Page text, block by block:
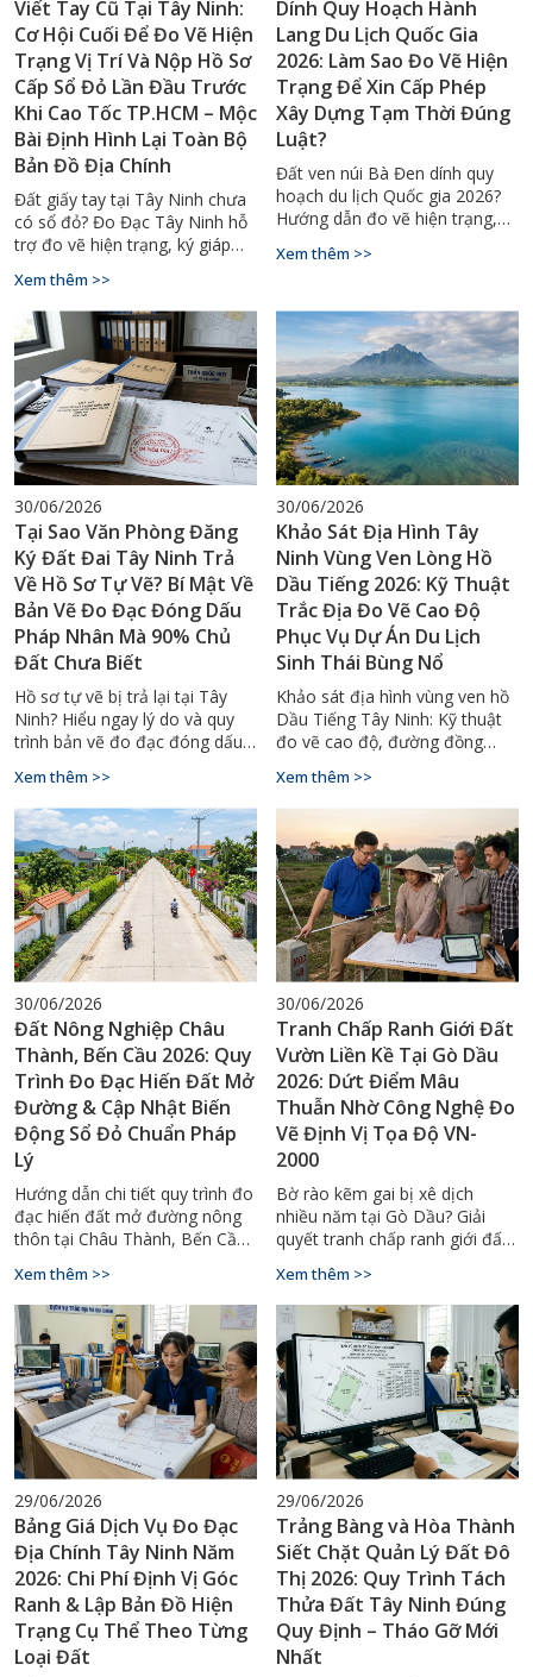
Viết Tay Cũ Tại Tây Ninh:
Cơ Hội Cuối Để Đo Vẽ Hiện
Trạng Vị Trí Và Nộp Hồ Sơ
Cấp Sổ Đỏ Lần Đầu Trước
Khi Cao Tốc TP.HCM – Mộc
Bài Định Hình Lại Toàn Bộ
Bản Đồ Địa Chính
Đất giấy tay tại Tây Ninh chưa
có sổ đỏ? Đo Đạc Tây Ninh hỗ
trợ đo vẽ hiện trạng, ký giáp
gói. Gọi ngay 0929.88.66.99.
Xem thêm >>
Dính Quy Hoạch Hành
Lang Du Lịch Quốc Gia
2026: Làm Sao Đo Vẽ Hiện
Trạng Để Xin Cấp Phép
Xây Dựng Tạm Thời Đúng
Luật?
Đất ven núi Bà Đen dính quy
hoạch du lịch Quốc gia 2026?
Hướng dẫn đo vẽ hiện trạng,
xây dựng tạm thời đúng luật tại
Xem thêm >>
30/06/2026
Tại Sao Văn Phòng Đăng
Ký Đất Đai Tây Ninh Trả
Về Hồ Sơ Tự Vẽ? Bí Mật Về
Bản Vẽ Đo Đạc Đóng Dấu
Pháp Nhân Mà 90% Chủ
Đất Chưa Biết
Hồ sơ tự vẽ bị trả lại tại Tây
Ninh? Hiểu ngay lý do và quy
trình bản vẽ đo đạc đóng dấu
0929.88.66.99.
Xem thêm >>
30/06/2026
Khảo Sát Địa Hình Tây
Ninh Vùng Ven Lòng Hồ
Dầu Tiếng 2026: Kỹ Thuật
Trắc Địa Đo Vẽ Cao Độ
Phục Vụ Dự Án Du Lịch
Sinh Thái Bùng Nổ
Khảo sát địa hình vùng ven hồ
Dầu Tiếng Tây Ninh: Kỹ thuật
đo vẽ cao độ, đường đồng
đồ 1/500–1/1000 cho resort,
homestay sinh thái. Gọi
0929.88.66.99.
Xem thêm >>
30/06/2026
Đất Nông Nghiệp Châu
Thành, Bến Cầu 2026: Quy
Trình Đo Đạc Hiến Đất Mở
Đường & Cập Nhật Biến
Động Sổ Đỏ Chuẩn Pháp
Lý
Hướng dẫn chi tiết quy trình đo
đạc hiến đất mở đường nông
thôn tại Châu Thành, Bến Cầu
nông nghiệp đúng luật 2026.
Xem thêm >>
30/06/2026
Tranh Chấp Ranh Giới Đất
Vườn Liền Kề Tại Gò Dầu
2026: Dứt Điểm Mâu
Thuẫn Nhờ Công Nghệ Đo
Vẽ Định Vị Tọa Độ VN-
2000
Bờ rào kẽm gai bị xê dịch
nhiều năm tại Gò Dầu? Giải
quyết tranh chấp ranh giới đất
công nghệ đo vẽ tọa độ VN-
2000. Gọi 0929.88.66.99.
Xem thêm >>
29/06/2026
Bảng Giá Dịch Vụ Đo Đạc
Địa Chính Tây Ninh Năm
2026: Chi Phí Định Vị Góc
Ranh & Lập Bản Đồ Hiện
Trạng Cụ Thể Theo Từng
Loại Đất
29/06/2026
Trảng Bàng và Hòa Thành
Siết Chặt Quản Lý Đất Đô
Thị 2026: Quy Trình Tách
Thửa Đất Tây Ninh Đúng
Quy Định – Tháo Gỡ Mới
Nhất